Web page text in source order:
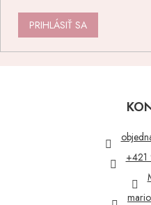
PRIHLÁSIŤ SA